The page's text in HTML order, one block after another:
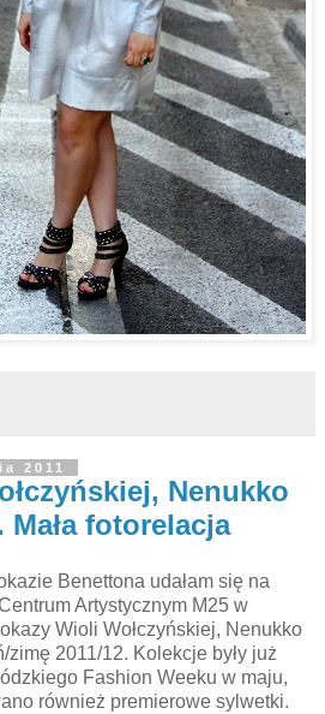
2011
Nenukko
fotorelacja
Benettona udałam się na
Artystycznym M25 w
Wioli Wołczyńskiej, Nenukko
2011/12. Kolekcje były już
Fashion Weeku w maju,
również premierowe sylwetki.